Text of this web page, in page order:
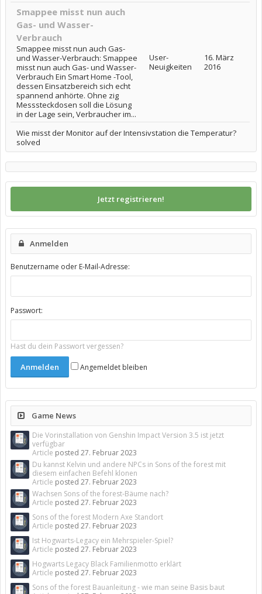
Smappee misst nun auch
Gas- und Wasser-
Verbrauch
Smappee misst nun auch Gas-
und Wasser-Verbrauch: Smappee
misst nun auch Gas- und Wasser-
Verbrauch Ein Smart Home -Tool,
dessen Einsatzbereich sich echt
spannend anhörte. Ohne zig
Messsteckdosen soll die Lösung
in der Lage sein, Verbraucher im...
User-
Neuigkeiten
16. März
2016
Wie misst der Monitor auf der Intensivstation die Temperatur?
solved
Jetzt registrieren!
Anmelden
Benutzername oder E-Mail-Adresse:
Passwort:
Hast du dein Passwort vergessen?
Angemeldet bleiben
Game News
Die Vorinstallation von Genshin Impact Version 3.5 ist jetzt
verfügbar
Article posted 27. Februar 2023
Du kannst Kelvin und andere NPCs in Sons of the forest mit
diesem einfachen Befehl klonen
Article posted 27. Februar 2023
Wachsen Sons of the forest-Bäume nach?
Article posted 27. Februar 2023
Sons of the forest Modern Axe Standort
Article posted 27. Februar 2023
Ist Hogwarts-Legacy ein Mehrspieler-Spiel?
Article posted 27. Februar 2023
Hogwarts Legacy Black Familienmotto erklärt
Article posted 27. Februar 2023
Sons of the forest Bauanleitung - wie man seine Basis baut